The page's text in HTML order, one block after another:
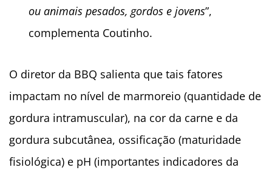
ou animais pesados, gordos e jovens”,
complementa Coutinho.
O diretor da BBQ salienta que tais fatores
impactam no nível de marmoreio (quantidade de
gordura intramuscular), na cor da carne e da
gordura subcutânea, ossificação (maturidade
fisiológica) e pH (importantes indicadores da